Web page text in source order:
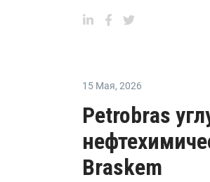
15 Мая, 2026
Petrobras
Braskem